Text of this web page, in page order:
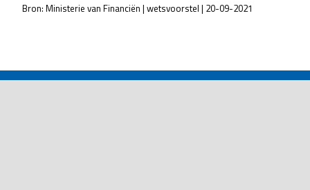
Bron: Ministerie van Financiën | wetsvoorstel | 20-09-2021
NAVIGATION